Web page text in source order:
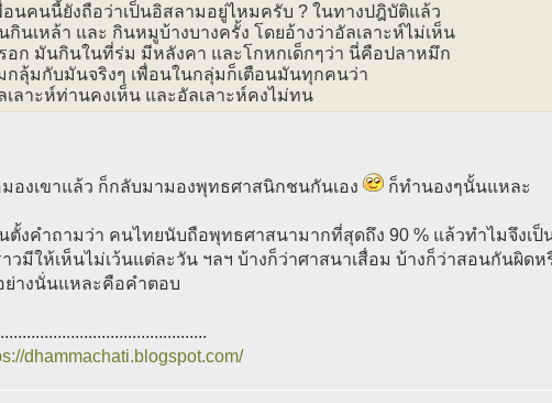
อนคนนี้ยังถือว่าเป็นอิสลามอยู่ไหมครับ ? ในทางปฎิบัติแล้ว
กินเหล้า และ กินหมูบ้างบางครั้ง โดยอ้างว่าอัลเลาะห์ไม่เห็น
อก มันกินในที่ร่ม มีหลังคา และโกหกเด็กๆว่า นี่คือปลาหมึก
กลุ้มกับมันจริงๆ เพื่อนในกลุ่มก็เตือนมันทุกคนว่า
เลาะห์ท่านคงเห็น และอัลเลาะห์คงไม่ทน
มองเขาแล้ว ก็กลับมามองพุทธศาสนิกชนกันเอง ก็ทำนองๆนั้นแหละ
ตั้งคำถามว่า คนไทยนับถือพุทธศาสนามากที่สุดถึง 90 % แล้วทำไมจึงเป็
าวมีให้เห็นไม่เว้นแต่ละวัน ฯลฯ บ้างก็ว่าศาสนาเสื่อม บ้างก็ว่าสอนกันผิดห
ย่างนั่นแหละคือคำตอบ
dhammachati.blogspot.com/